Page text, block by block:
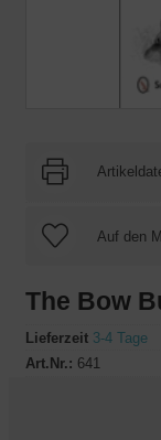
The Bow
Lieferzeit 3-4 Tage
Art.Nr.: 641